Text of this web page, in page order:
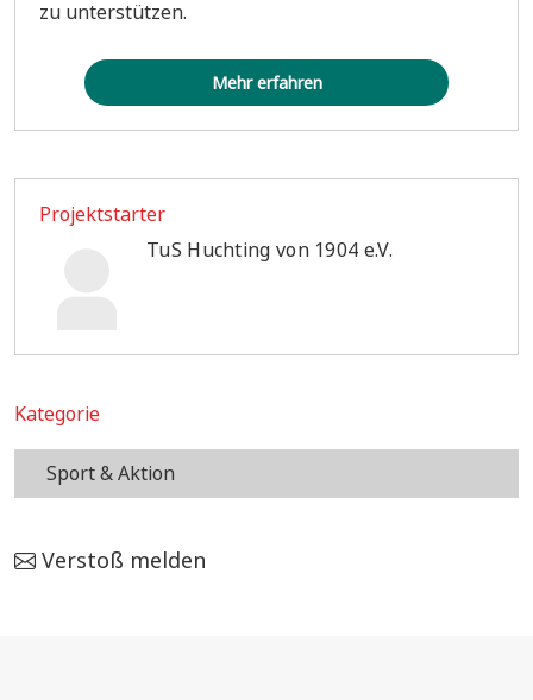
zu unterstützen.
Mehr erfahren
Projektstarter
TuS Huchting von 1904 e.V.
Kategorie
Sport & Aktion
Verstoß melden